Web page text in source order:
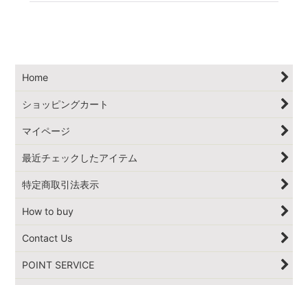
Home
ショッピングカート
マイページ
最近チェックしたアイテム
特定商取引法表示
How to buy
Contact Us
POINT SERVICE